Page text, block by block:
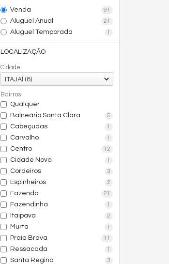
Venda
91
Aluguel Anual 21
Aluguel Temporada 1
LOCALIZAÇÃO
Cidade
ITAJAÍ (8)
Bairros
Qualquer
Balneário Santa Clara
5
Cabeçudas 1
Carvalho 1
Centro 12
Cidade Nova 1
Cordeiros 3
Espinheiros 2
Fazenda 21
Fazendinha 1
Itaipava 2
Murta 1
Praia Brava 11
Ressacada 1
Santa Regina 3